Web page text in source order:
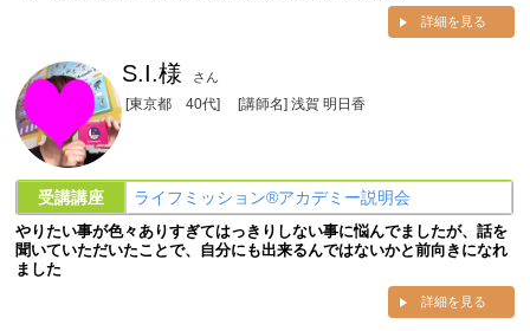
詳細を見る
S.I.様 さん
[東京都 40代] [講師名] 浅賀 明日香
受講講座 ライフミッション®︎アカデミー説明会
やりたい事が色々ありすぎてはっきりしない事に悩んでましたが、話を
聞いていただいたことで、自分にも出来るんではないかと前向きになれ
ました
詳細を見る